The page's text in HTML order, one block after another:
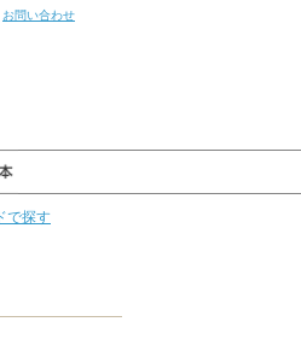
お問い合わせ
で探す